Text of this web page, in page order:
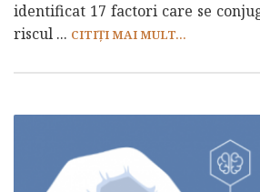
identificat 17 factori care se
riscul ... CITIȚI MAI MULT...